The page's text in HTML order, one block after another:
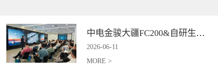
站等场景提供高效巡检等服务。*
具体价格面议
与智能判。*具体价格面议
中电金骏大疆FC200&自研生态新品体验会圆满举办
2026-06-11
MORE >